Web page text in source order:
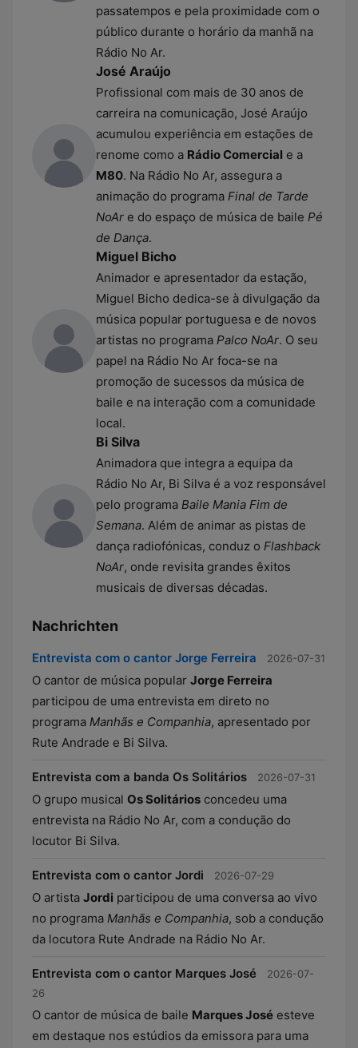
passatempos e pela proximidade com o
público durante o horário da manhã na
Rádio No Ar.
José Araújo
Profissional com mais de 30 anos de
carreira na comunicação, José Araújo
acumulou experiência em estações de
renome como a Rádio Comercial e a
M80. Na Rádio No Ar, assegura a
animação do programa Final de Tarde
NoAr e do espaço de música de baile Pé
de Dança.
Miguel Bicho
Animador e apresentador da estação,
Miguel Bicho dedica-se à divulgação da
música popular portuguesa e de novos
artistas no programa Palco NoAr. O seu
papel na Rádio No Ar foca-se na
promoção de sucessos da música de
baile e na interação com a comunidade
local.
Bi Silva
Animadora que integra a equipa da
Rádio No Ar, Bi Silva é a voz responsável
pelo programa Baile Mania Fim de
Semana. Além de animar as pistas de
dança radiofónicas, conduz o Flashback
NoAr, onde revisita grandes êxitos
musicais de diversas décadas.
Nachrichten
Entrevista com o cantor Jorge Ferreira 2026-07-31
O cantor de música popular Jorge Ferreira
participou de uma entrevista em direto no
programa Manhãs e Companhia, apresentado por
Rute Andrade e Bi Silva.
Entrevista com a banda Os Solitários 2026-07-31
O grupo musical Os Solitários concedeu uma
entrevista na Rádio No Ar, com a condução do
locutor Bi Silva.
Entrevista com o cantor Jordi 2026-07-29
O artista Jordi participou de uma conversa ao vivo
no programa Manhãs e Companhia, sob a condução
da locutora Rute Andrade na Rádio No Ar.
Entrevista com o cantor Marques José
2026-07-
26
O cantor de música de baile Marques José esteve
em destaque nos estúdios da emissora para uma